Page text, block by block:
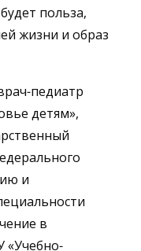
польза,
жизни и образ
педиатр
детям»,
и
в
«Учебно-